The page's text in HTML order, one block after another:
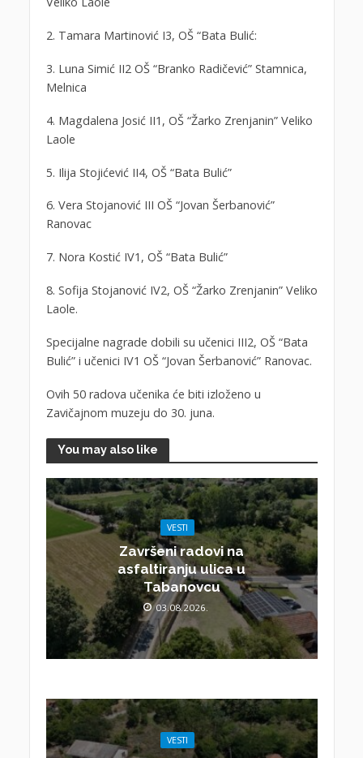
2. Tamara Martinović I3, OŠ “Bata Bulić:
3. Luna Simić II2 OŠ “Branko Radičević” Stamnica,
Melnica
4. Magdalena Josić II1, OŠ “Žarko Zrenjanin” Veliko
Laole
5. Ilija Stojićević II4, OŠ “Bata Bulić”
6. Vera Stojanović III OŠ “Jovan Šerbanović”
Ranovac
7. Nora Kostić IV1, OŠ “Bata Bulić”
8. Sofija Stojanović IV2, OŠ “Žarko Zrenjanin” Veliko
Laole.
Specijalne nagrade dobili su učenici III2, OŠ “Bata
Bulić” i učenici IV1 OŠ “Jovan Šerbanović” Ranovac.
Ovih 50 radova učenika će biti izloženo u
Zavičajnom muzeju do 30. juna.
You may also like
VESTI
Završeni radovi na
asfaltiranju ulica u
Tabanovcu
03.08.2026.
VESTI